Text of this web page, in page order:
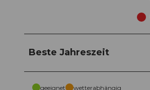
Beste Jahreszeit
geeignet wetterabhängig